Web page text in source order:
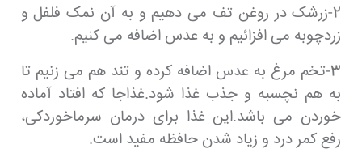
2-زرشک در روغن تف می دهیم و به آن نمک فلفل و
زردچوبه می افزائیم و به عدس اضافه می کنیم.
3-تخم مرغ به عدس اضافه کرده و تند هم می زنیم تا
به هم نچسبه و جذب غذا شود.غذاجا که افتاد آماده
خوردن می باشد.این غذا برای درمان سرماخوردکی،
رفع کمر درد و زیاد شدن حافظه مفید است.